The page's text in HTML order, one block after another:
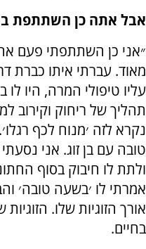
אבל אתה כן השתתפת
״אני כן השתתפתי פעם
מאוד. עברתי איתו כברת
עליו טיפולי המרה, היו
תהליך של ריחוק וקירוב
נקרא לזה ׳מנוח לכף
טובה עם בן זוג. אני
ולתת לו חיבוק בסוף
אמרתי לו ׳בשעה טובה׳
אורך הזוגיות שלו.
בחיים.